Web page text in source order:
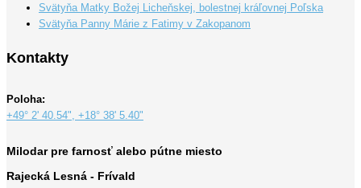
Svätyňa Matky Božej Licheňskej, bolestnej kráľovnej Poľska
Svätyňa Panny Márie z Fatimy v Zakopanom
Kontakty
Poloha:
+49° 2' 40.54", +18° 38' 5.40"
Milodar pre farnosť alebo pútne miesto
Rajecká Lesná - Frívald